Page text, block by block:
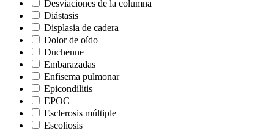
Desviaciones de la columna
Diástasis
Displasia de cadera
Dolor de oído
Duchenne
Embarazadas
Enfisema pulmonar
Epicondilitis
EPOC
Esclerosis múltiple
Escoliosis